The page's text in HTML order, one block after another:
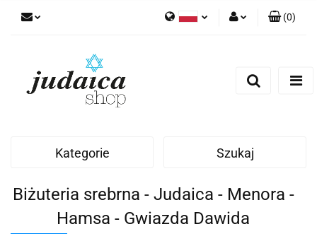
(0)
Kategorie Szukaj
Biżuteria srebrna - Judaica - Menora -
Hamsa - Gwiazda Dawida